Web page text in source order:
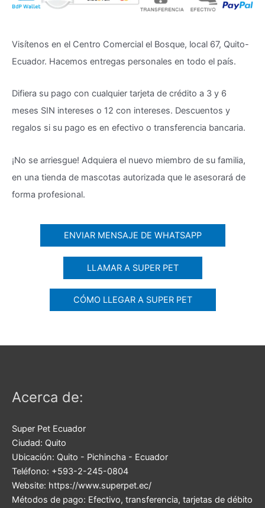
Visítenos en el Centro Comercial el Bosque, local 67, Quito-
Ecuador. Hacemos entregas personales en todo el país.
Difiera su pago con cualquier tarjeta de crédito a 3 y 6
meses SIN intereses o 12 con intereses. Descuentos y
regalos si su pago es en efectivo o transferencia bancaria.
¡No se arriesgue! Adquiera el nuevo miembro de su familia,
en una tienda de mascotas autorizada que le asesorará de
forma profesional.
ENVIAR MENSAJE DE WHATSAPP
LLAMAR A SUPER PET
CÓMO LLEGAR A SUPER PET
Acerca de:
Super Pet Ecuador
Ciudad: Quito
Ubicación: Quito - Pichincha - Ecuador
Teléfono: +593-2-245-0804
Website: https://www.superpet.ec/
Métodos de pago: Efectivo, transferencia, tarjetas de débito